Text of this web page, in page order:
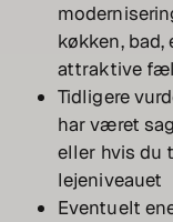
køkken,
attraktive
Tidligere
har været
eller hvis du
lejeniveauet
Eventuelt